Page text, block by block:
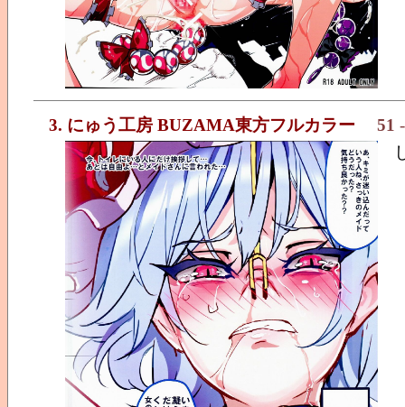
3. にゅう工房 BUZAMA東方フルカラー 51